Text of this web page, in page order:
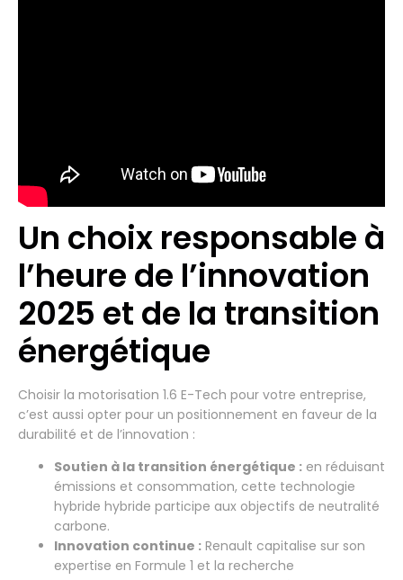
Un choix responsable à
l’heure de l’innovation
2025 et de la transition
énergétique
Choisir la motorisation 1.6 E-Tech pour votre entreprise,
c’est aussi opter pour un positionnement en faveur de la
durabilité et de l’innovation :
Soutien à la transition énergétique : en réduisant
émissions et consommation, cette technologie
hybride hybride participe aux objectifs de neutralité
carbone.
Innovation continue : Renault capitalise sur son
expertise en Formule 1 et la recherche